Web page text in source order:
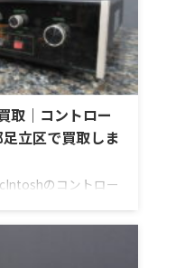
取｜コントロー
立区で買取しま
のコントロー
品物は、McIntosh
ザインとリモート